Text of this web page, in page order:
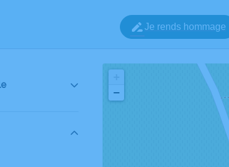
Je rends hommage
−